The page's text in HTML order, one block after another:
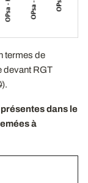
termes de
devant RGT
).
dans le
à